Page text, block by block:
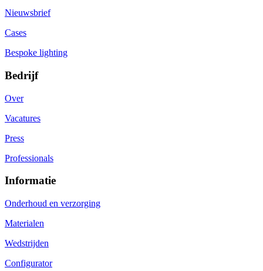
Nieuwsbrief
Cases
Bespoke lighting
Bedrijf
Over
Vacatures
Press
Professionals
Informatie
Onderhoud en verzorging
Materialen
Wedstrijden
Configurator